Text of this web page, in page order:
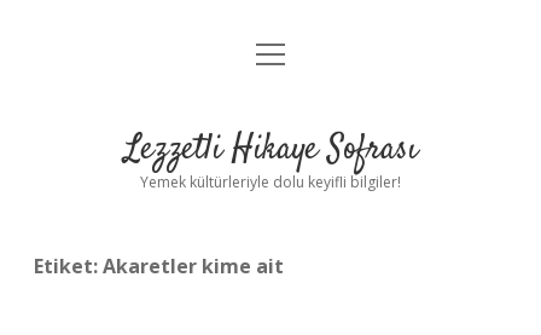
Anasayfa
Yasal Uyarı
menüyü
Lezzetli Hikaye Sofrası
Yemek kültürleriyle dolu keyifli bilgiler!
Etiket:Akaretler kime ait